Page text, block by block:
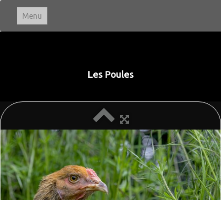
Menu
Portraits
Animaux▼
Les Poules